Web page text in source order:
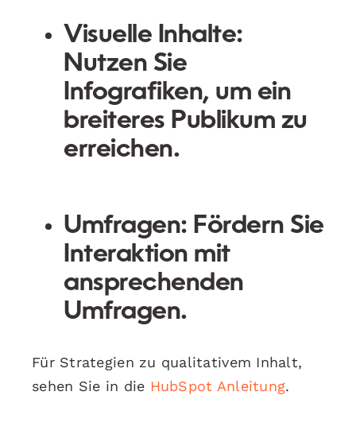
Visuelle Inhalte:
Nutzen Sie
Infografiken, um ein
breiteres Publikum zu
erreichen.
Umfragen: Fördern Sie
Interaktion mit
ansprechenden
Umfragen.
Für Strategien zu qualitativem Inhalt,
sehen Sie in die HubSpot Anleitung.